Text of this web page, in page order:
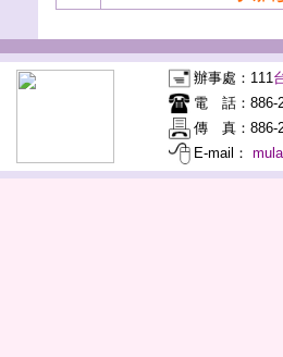
辦事處： 111
電 話： 886-
傳 真： 886-
E-mail：